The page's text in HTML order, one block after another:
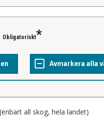
Obligatoriskt